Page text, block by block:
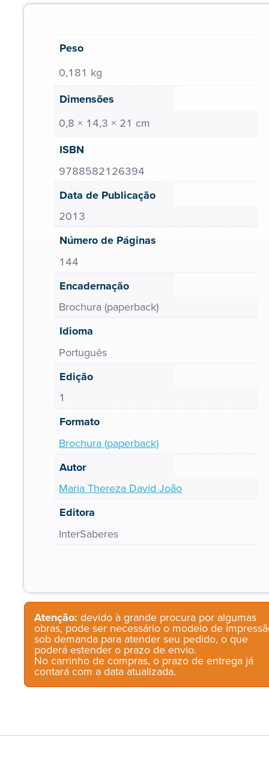
Peso
0,181 kg
Dimensões
0,8 × 14,3 × 21 cm
ISBN
9788582126394
Data de Publicação
2013
Número de Páginas
144
Encadernação
Brochura (paperback)
Idioma
Português
Edição
1
Formato
Brochura (paperback)
Autor
Maria Thereza David João
Editora
InterSaberes
Atenção: devido à grande procura por algumas
obras, pode ser necessário o modelo de
sob demanda para atender seu pedido, o que
poderá estender o prazo de envio.
No carrinho de compras, o prazo de entrega já
contará com a data atualizada.